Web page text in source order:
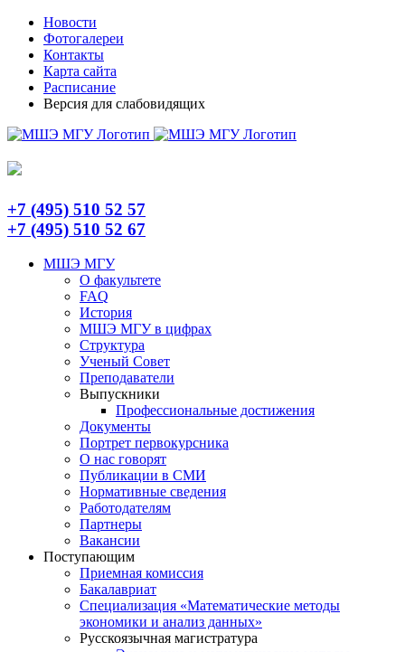
Skip
content
TelegramНовости
Фотогалереи
Контакты
Карта сайта
Расписание
Версия для слабовидящих
+7 (495) 510 52 57
+7 (495) 510 52 67
МШЭ МГУ
О факультете
FAQ
История
МШЭ МГУ в цифрах
Структура
Ученый Совет
Преподаватели
Выпускники
Профессиональные достижения
Документы
Портрет первокурсника
О нас говорят
Публикации в СМИ
Нормативные сведения
Работодателям
Партнеры
Вакансии
Поступающим
Приемная комиссия
Бакалавриат
Специализация «Математические методы
экономики и анализ данных»
Русскоязычная магистратура